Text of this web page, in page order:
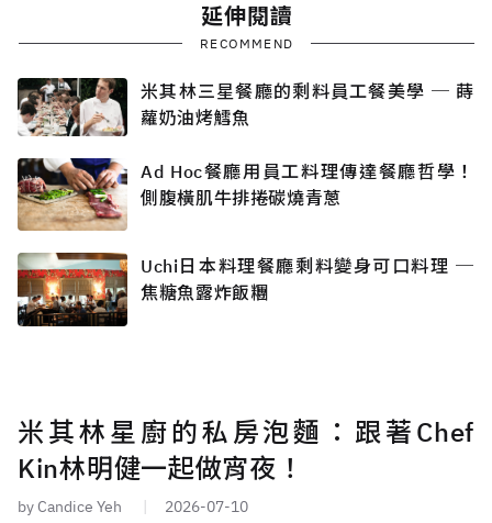
延伸閱讀
RECOMMEND
米其林三星餐廳的剩料員工餐美學 ─ 蒔
蘿奶油烤鱈魚
Ad Hoc餐廳用員工料理傳達餐廳哲學！
側腹橫肌牛排捲碳燒青蔥
Uchi日本料理餐廳剩料變身可口料理 ─
焦糖魚露炸飯糰
米其林星廚的私房泡麵：跟著Chef
Kin林明健一起做宵夜！
by Candice Yeh 2026-07-10